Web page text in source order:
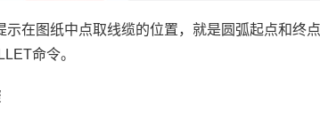
示在图纸中点取线缆的位置，就是圆弧起点和终
命令。